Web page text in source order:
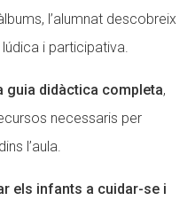
l’alumnat descobreix
i participativa.
guia didàctica completa,
necessaris per
l’aula.
els infants a cuidar-se i